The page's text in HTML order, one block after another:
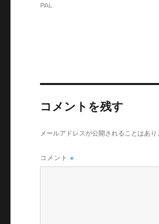
カ
PAL
コメントを残す
メールアドレスが公開されることはあり
コメント※